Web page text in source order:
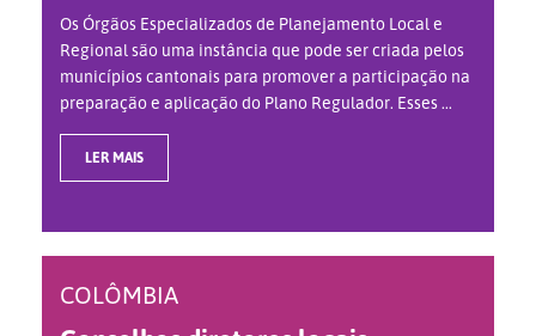
Os Órgãos Especializados de Planejamento Local e
Regional são uma instância que pode ser criada pelos
municípios cantonais para promover a participação na
preparação e aplicação do Plano Regulador. Esses ...
LER MAIS
COLÔMBIA